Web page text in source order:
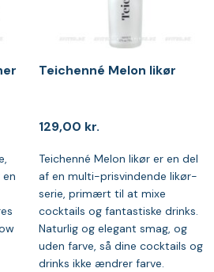
Teichenné Melon likør
129,00 kr.
Teichenné Melon likør er en del
af en multi-prisvindende likør-
serie, primært til at mixe
cocktails og fantastiske drinks.
Naturlig og elegant smag, og
uden farve, så dine cocktails og
drinks ikke ændrer farve.